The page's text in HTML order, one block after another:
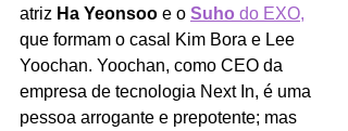
atriz Ha Yeonsoo e o Suho do EXO,
que formam o casal Kim Bora e Lee
Yoochan. Yoochan, como CEO da
empresa de tecnologia Next In, é uma
pessoa arrogante e prepotente; mas